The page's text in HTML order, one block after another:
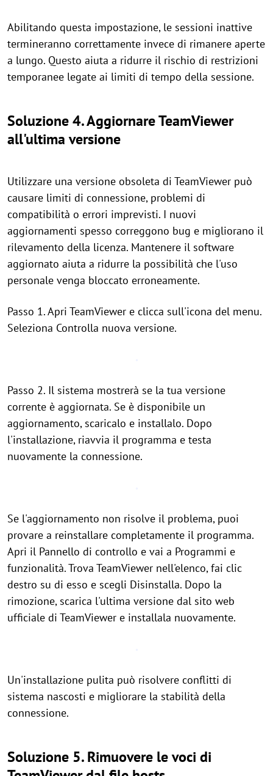
Abilitando questa impostazione, le sessioni inattive
termineranno correttamente invece di rimanere aperte
a lungo. Questo aiuta a ridurre il rischio di restrizioni
temporanee legate ai limiti di tempo della sessione.
Soluzione 4. Aggiornare TeamViewer
all'ultima versione
Utilizzare una versione obsoleta di TeamViewer può
causare limiti di connessione, problemi di
compatibilità o errori imprevisti. I nuovi
aggiornamenti spesso correggono bug e migliorano il
rilevamento della licenza. Mantenere il software
aggiornato aiuta a ridurre la possibilità che l'uso
personale venga bloccato erroneamente.
Passo 1. Apri TeamViewer e clicca sull'icona del menu.
Seleziona Controlla nuova versione.
Passo 2. Il sistema mostrerà se la tua versione
corrente è aggiornata. Se è disponibile un
aggiornamento, scaricalo e installalo. Dopo
l'installazione, riavvia il programma e testa
nuovamente la connessione.
Se l'aggiornamento non risolve il problema, puoi
provare a reinstallare completamente il programma.
Apri il Pannello di controllo e vai a Programmi e
funzionalità. Trova TeamViewer nell'elenco, fai clic
destro su di esso e scegli Disinstalla. Dopo la
rimozione, scarica l'ultima versione dal sito web
ufficiale di TeamViewer e installala nuovamente.
Un'installazione pulita può risolvere conflitti di
sistema nascosti e migliorare la stabilità della
connessione.
Soluzione 5. Rimuovere le voci di